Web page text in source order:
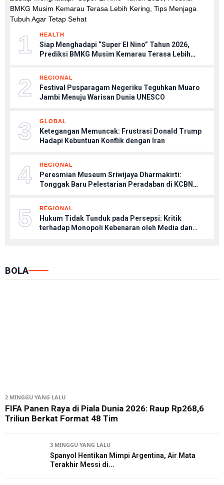
1 HEALTH
Siap Menghadapi “Super El Nino” Tahun 2026,
Prediksi BMKG Musim Kemarau Terasa Lebih
2 REGIONAL
Festival Pusparagam Negeriku Teguhkan Muaro
Jambi Menuju Warisan Dunia UNESCO
3 GLOBAL
Ketegangan Memuncak: Frustrasi Donald Trump
Hadapi Kebuntuan Konflik dengan Iran
4 REGIONAL
Peresmian Museum Sriwijaya Dharmakirti:
Tonggak Baru Pelestarian Peradaban di KCBN
5 REGIONAL
Hukum Tidak Tunduk pada Persepsi: Kritik
terhadap Monopoli Kebenaran oleh Media dan
BOLA
2 MINGGU YANG LALU
FIFA Panen Raya di Piala Dunia 2026: Raup Rp268,6
Triliun Berkat Format 48 Tim
3 MINGGU YANG LALU
Spanyol Hentikan Mimpi Argentina, Air Mata
Terakhir Messi di...